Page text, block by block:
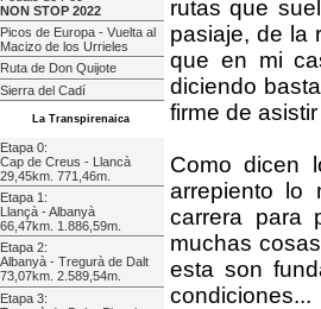
NON STOP 2022
Picos de Europa - Vuelta al
Macizo de los Urrieles
Ruta de Don Quijote
Sierra del Cadí
La Transpirenaica
Etapa 0:
Cap de Creus - Llancà
29,45km. 771,46m.
Etapa 1:
Llançà - Albanyà
66,47km. 1.886,59m.
Etapa 2:
Albanyà - Tregurà de Dalt
73,07km. 2.589,54m.
Etapa 3:
rutas que
pasiaje, de la
que en mi
diciendo
firme de
Como dicen
arrepiento lo
carrera para
muchas
esta son
condiciones...